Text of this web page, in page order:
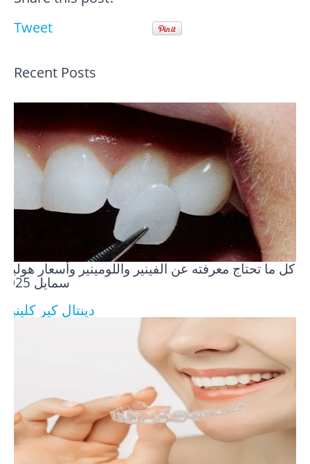
Tweet
Recent Posts
كل ما تحتاج معرفته عن الفينير واللومينير وأسعار هوليود
سمايل 2025
دينتال كير كلينيك